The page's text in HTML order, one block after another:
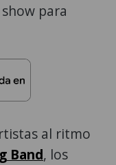
para
al ritmo
Band, los